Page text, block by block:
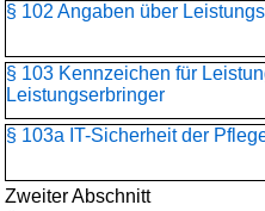
§ 102 Angaben über
§ 103 Kennzeichen für
Leistungserbringer
§ 103a IT-Sicherheit der
Zweiter Abschnitt